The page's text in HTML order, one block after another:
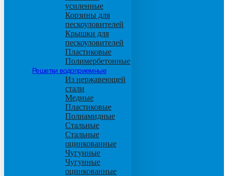
усиленные
Корзины для
пескоуловителей
Крышки для
пескоуловителей
Пластиковые
Полимербетонные
Решетки водоприемные
Из нержавеющей
стали
Медные
Пластиковые
Полиамидные
Стальные
Стальные
оцинкованные
Чугунные
Чугунные
оцинкованные